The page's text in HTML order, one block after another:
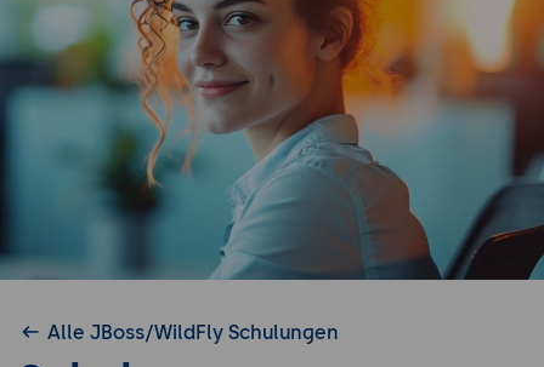
Alle JBoss/WildFly Schulungen